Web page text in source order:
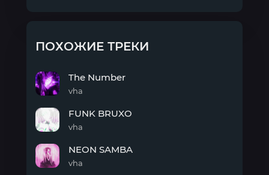
ПОХОЖИЕ ТРЕКИ
Number
The Number
vha
BRUXO
FUNK BRUXO
vha
NEON SAMBA
vha